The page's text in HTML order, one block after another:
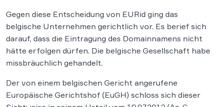
Gegen diese Entscheidung von EURid ging das
belgische Unternehmen gerichtlich vor. Es berief sich
darauf, dass die Eintragung des Domainnamens nicht
hätte erfolgen dürfen. Die belgische Gesellschaft habe
missbräuchlich gehandelt.
Der von einem belgischen Gericht angerufene
Europäische Gerichtshof (EuGH) schloss sich dieser